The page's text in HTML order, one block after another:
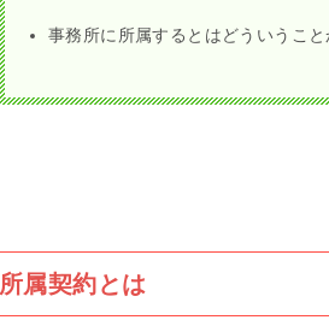
事務所に所属するとはどういうこと
所属契約とは